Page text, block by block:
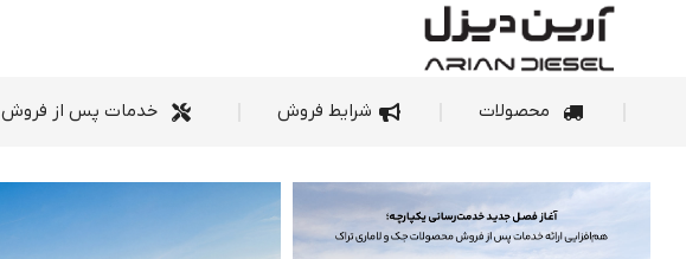
محصولات شرایط فروش خدمات پس از فروش